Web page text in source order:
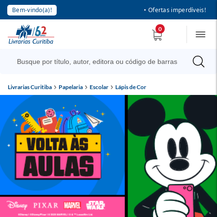
Bem-vindo(a)! • Ofertas imperdíveis!
0
Livrarias Curitiba Papelaria Escolar Lápis de Cor